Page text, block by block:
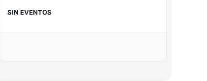
SIN EVENTOS